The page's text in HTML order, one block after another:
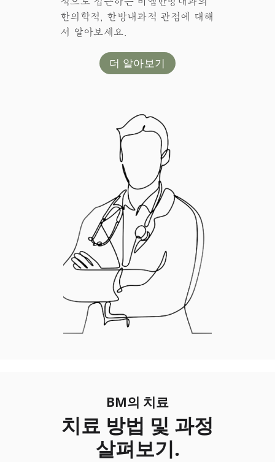
한의학적, 한방내과적 관점에 대해
서 알아보세요.
더 알아보기
BM의 치료
치료 방법 및 과정
살펴보기.